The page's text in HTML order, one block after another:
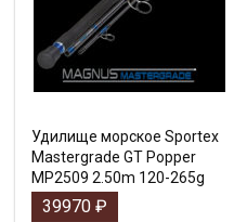
Удилище морское Sportex
Mastergrade GT Popper
MP2509 2.50m 120-265g
39970 ₽